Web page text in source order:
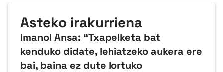
Asteko irakurriena
Imanol Ansa: “Txapelketa bat
kenduko didate, lehiatzeko aukera ere
bai, baina ez dute lortuko